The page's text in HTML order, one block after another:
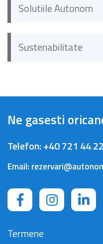
Solutiile Autonom
Sustenabilitate
Ne gasesti
Telefon:+40 721 44
Email:
Termene